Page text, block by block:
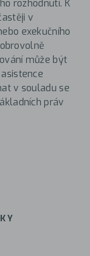
rozhodnutí. K
v
exekučního
může být
v souladu se
práv